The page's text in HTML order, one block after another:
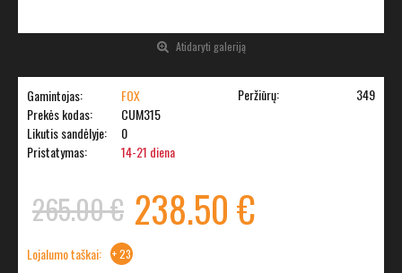
Atidaryti galeriją
Gamintojas:
FOX
Prekės kodas:
CUM315
Likutis sandėlyje:
0
Pristatymas:
14-21 diena
Peržiūrų: 349
265.00 € 238.50 €
Lojalumo taškai: + 23